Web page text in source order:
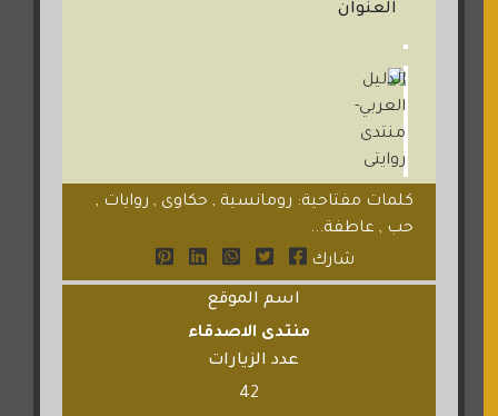
العنوان
كلمات مفتاحية: رومانسية , حكاوى , روايات ,
حب , عاطفة...
شارك
اسم الموقع
منتدى الاصدقاء
عدد الزيارات
42